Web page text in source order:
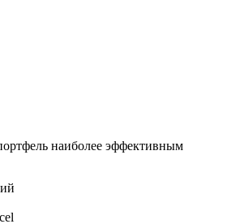
наиболее эффективным